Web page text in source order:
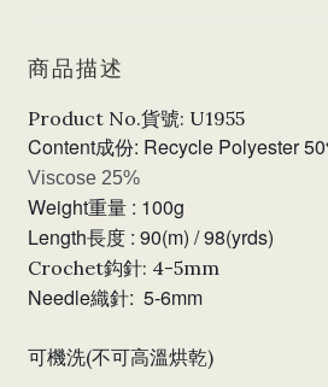
商品描述
Product No.貨號: U1955
Content成份: Recycle Polyester
Viscose 25%
Weight重量 : 100g
Length長度 : 90(m) / 98(yrds)
Crochet鈎針: 4-5mm
Needle織針: 5-6mm
可機洗(不可高溫烘乾)